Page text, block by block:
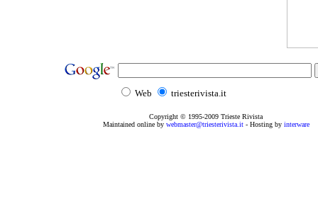
Web triesterivista.it
Copyright © 1995-2009 Trieste Rivista
Maintained online by webmaster@triesterivista.it- Hosting by interware